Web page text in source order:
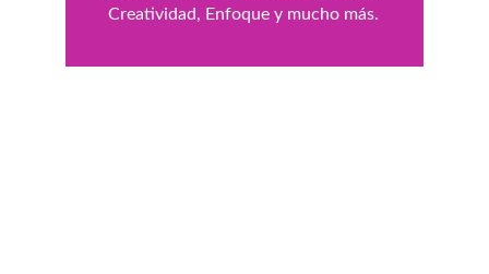
Creatividad, Enfoque y mucho más.